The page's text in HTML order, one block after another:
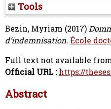
Tools
Bezin, Myriam (2017)
d’indemnisation. École
Full text not available
Official URL : https://
Abstract